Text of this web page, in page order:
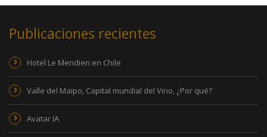
Publicaciones recientes
Hotel Le Meridien en Chile
Valle del Maipo, Capital mundial del Vino, ¿Por qué?
Avatar IA